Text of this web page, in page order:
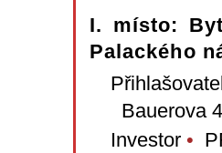
I. místo:
Palackého
Bauerova
Investor •